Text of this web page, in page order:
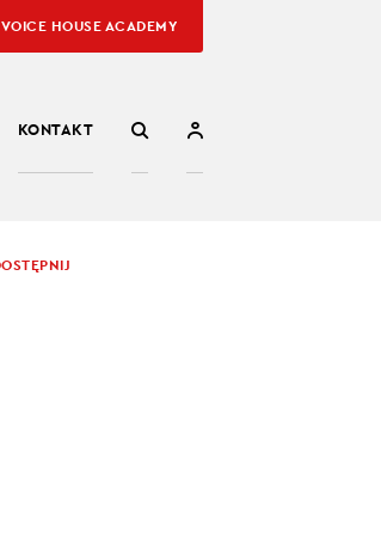
KONTAKT
VOICE HOUSE ACADEMY